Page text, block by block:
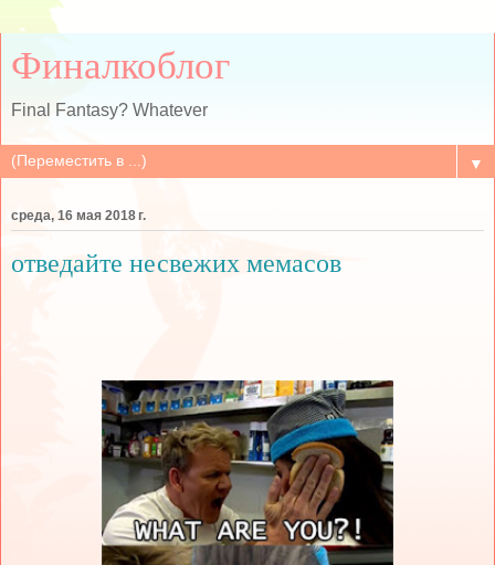
Финалкоблог
Final Fantasy? Whatever
▼
среда, 16 мая 2018 г.
отведайте несвежих мемасов